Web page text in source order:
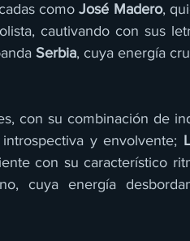
como José Madero,
cautivando con sus
Serbia, cuya energía
con su combinación de
y envolvente;
con su característico
cuya energía